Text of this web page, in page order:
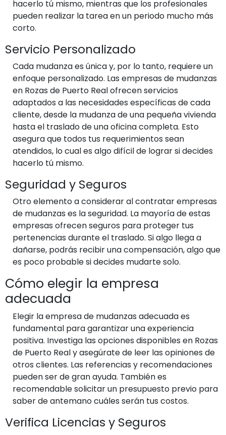
hacerlo tú mismo, mientras que los profesionales
pueden realizar la tarea en un periodo mucho más
corto.
Servicio Personalizado
Cada mudanza es única y, por lo tanto, requiere un
enfoque personalizado. Las empresas de mudanzas
en Rozas de Puerto Real ofrecen servicios
adaptados a las necesidades específicas de cada
cliente, desde la mudanza de una pequeña vivienda
hasta el traslado de una oficina completa. Esto
asegura que todos tus requerimientos sean
atendidos, lo cual es algo difícil de lograr si decides
hacerlo tú mismo.
Seguridad y Seguros
Otro elemento a considerar al contratar empresas
de mudanzas es la seguridad. La mayoría de estas
empresas ofrecen seguros para proteger tus
pertenencias durante el traslado. Si algo llega a
dañarse, podrás recibir una compensación, algo que
es poco probable si decides mudarte solo.
Cómo elegir la empresa
adecuada
Elegir la empresa de mudanzas adecuada es
fundamental para garantizar una experiencia
positiva. Investiga las opciones disponibles en Rozas
de Puerto Real y asegúrate de leer las opiniones de
otros clientes. Las referencias y recomendaciones
pueden ser de gran ayuda. También es
recomendable solicitar un presupuesto previo para
saber de antemano cuáles serán tus costos.
Verifica Licencias y Seguros